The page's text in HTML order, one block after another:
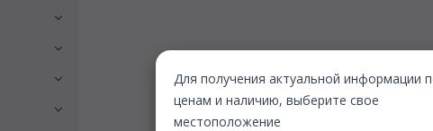
Для получения актуальной информации
ценам и наличию, выберите свое
местоположение